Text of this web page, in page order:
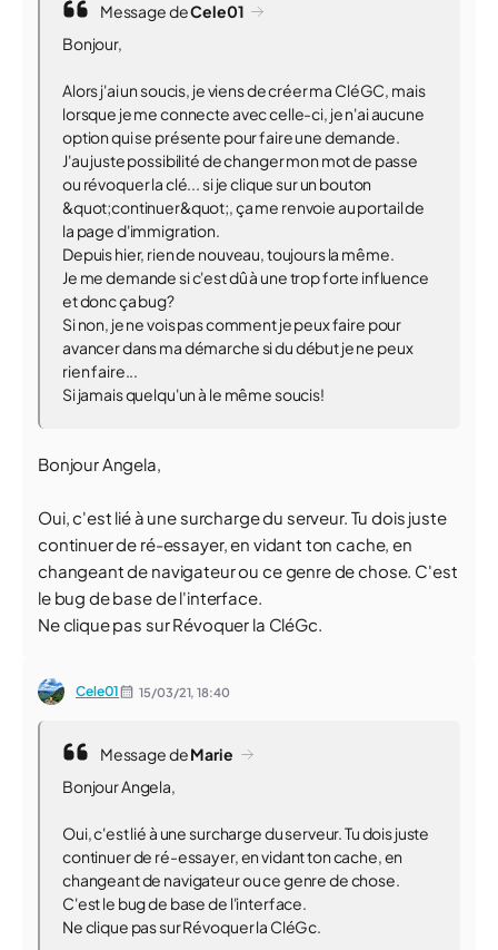
Message deCele01
Bonjour,
Alors j'ai un soucis, je viens de créer ma CléGC, mais
lorsque je me connecte avec celle-ci, je n'ai aucune
option qui se présente pour faire une demande.
J'au juste possibilité de changer mon mot de passe
ou révoquer la clé... si je clique sur un bouton
&quot;continuer&quot;, ça me renvoie au portail de
la page d'immigration.
Depuis hier, rien de nouveau, toujours la même.
Je me demande si c'est dû à une trop forte influence
et donc ça bug?
Si non, je ne vois pas comment je peux faire pour
avancer dans ma démarche si du début je ne peux
rien faire...
Si jamais quelqu'un à le même soucis!
Bonjour Angela,
Oui, c'est lié à une surcharge du serveur. Tu dois juste
continuer de ré-essayer, en vidant ton cache, en
changeant de navigateur ou ce genre de chose. C'est
le bug de base de l'interface.
Ne clique pas sur Révoquer la CléGc.
Cele01 15/03/21,18:40
Message deMarie
Bonjour Angela,
Oui, c'est lié à une surcharge du serveur. Tu dois juste
continuer de ré-essayer, en vidant ton cache, en
changeant de navigateur ou ce genre de chose.
C'est le bug de base de l'interface.
Ne clique pas sur Révoquer la CléGc.